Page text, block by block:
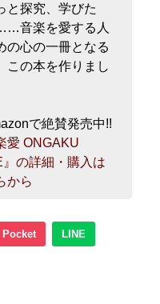
と探究、学びた
音楽を愛する人
の心の一冊となる
この本を作りまし
で絶賛発売中!!
愛 ONGAKU
』の詳細・購入は
から
Pocket LINE